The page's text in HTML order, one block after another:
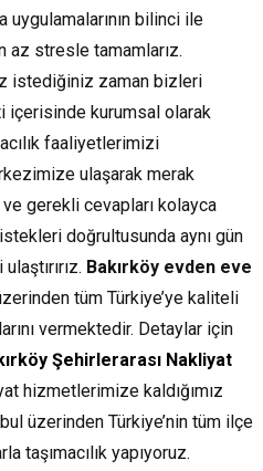
uygulamalarının bilinci ile
az stresle tamamlarız.
istediğiniz zaman bizleri
içerisinde kurumsal olarak
faaliyetlerimizi
ulaşarak merak
gerekli cevapları kolayca
doğrultusunda aynı gün
Bakırköy evden eve
tüm Türkiye’ye kaliteli
vermektedir. Detaylar için
Şehirlerarası Nakliyat
hizmetlerimize kaldığımız
üzerinden Türkiye’nin tüm ilçe
taşımacılık yapıyoruz.